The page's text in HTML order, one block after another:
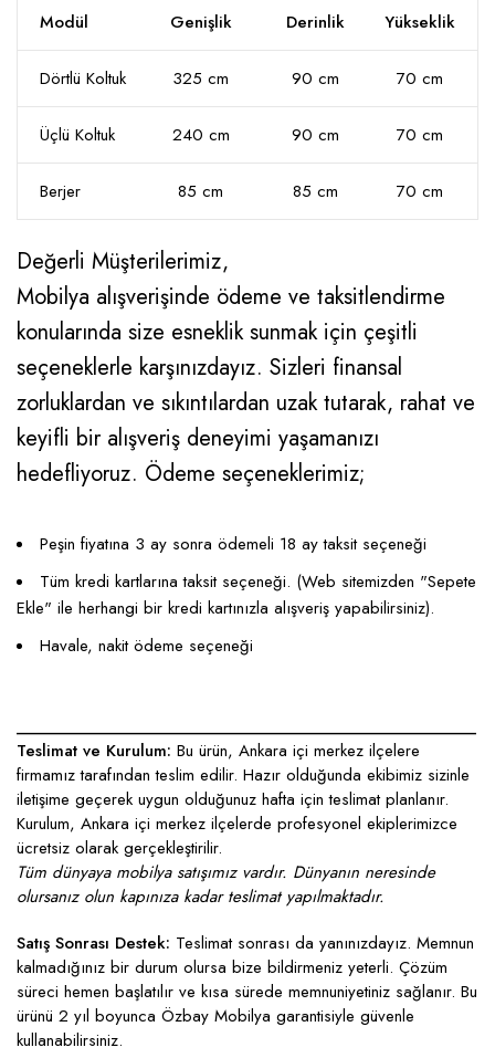
Modül Genişlik Derinlik Yükseklik
Dörtlü Koltuk 325 cm 90 cm 70 cm
Üçlü Koltuk 240 cm 90 cm 70 cm
Berjer 85 cm 85 cm 70 cm
Değerli Müşterilerimiz,
Mobilya alışverişinde ödeme ve taksitlendirme
konularında size esneklik sunmak için çeşitli
seçeneklerle karşınızdayız. Sizleri finansal
zorluklardan ve sıkıntılardan uzak tutarak, rahat ve
keyifli bir alışveriş deneyimi yaşamanızı
hedefliyoruz. Ödeme seçeneklerimiz;
Peşin fiyatına 3 ay sonra ödemeli 18 ay taksit seçeneği
Tüm kredi kartlarına taksit seçeneği. (Web sitemizden "Sepete
Ekle" ile herhangi bir kredi kartınızla alışveriş yapabilirsiniz).
Havale, nakit ödeme seçeneği
____________________________________________________
Teslimat ve Kurulum: Bu ürün, Ankara içi merkez ilçelere
firmamız tarafından teslim edilir. Hazır olduğunda ekibimiz sizinle
iletişime geçerek uygun olduğunuz hafta için teslimat planlanır.
Kurulum, Ankara içi merkez ilçelerde profesyonel ekiplerimizce
ücretsiz olarak gerçekleştirilir.
Tüm dünyaya mobilya satışımız vardır. Dünyanın neresinde
olursanız olun kapınıza kadar teslimat yapılmaktadır.
Satış Sonrası Destek: Teslimat sonrası da yanınızdayız. Memnun
kalmadığınız bir durum olursa bize bildirmeniz yeterli. Çözüm
süreci hemen başlatılır ve kısa sürede memnuniyetiniz sağlanır. Bu
ürünü 2 yıl boyunca Özbay Mobilya garantisiyle güvenle
kullanabilirsiniz.